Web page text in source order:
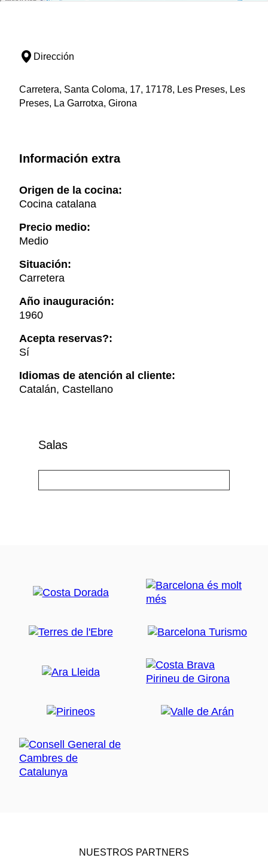
Dirección
Carretera, Santa Coloma, 17, 17178, Les Preses, Les
Preses, La Garrotxa, Girona
Información extra
Origen de la cocina:
Cocina catalana
Precio medio:
Medio
Situación:
Carretera
Año inauguración:
1960
Acepta reservas?:
Sí
Idiomas de atención al cliente:
Catalán, Castellano
Salas
NUESTROS PARTNERS